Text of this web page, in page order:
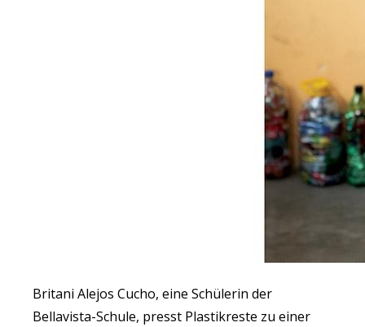
Britani Alejos Cucho, eine Schülerin der
Bellavista-Schule, presst Plastikreste zu einer